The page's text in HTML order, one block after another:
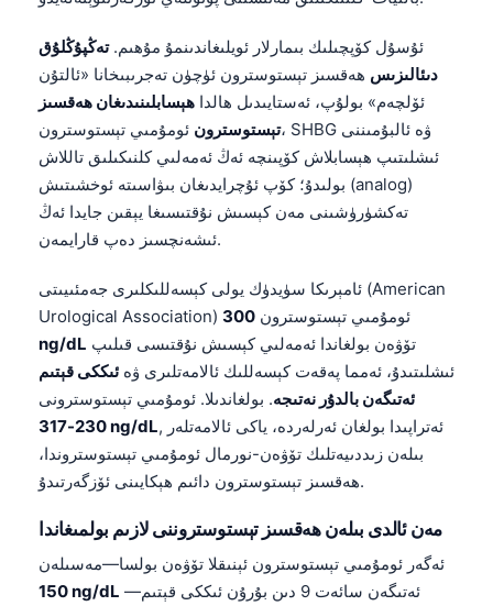
ئۇسۇل كۆپچىلىك بىمارلار ئويلىغاندىنمۇ مۇھىم.تەڭپۇڭلۇق
دىئالىزىس ھەقسىز تېستوسترون ئۈچۈن تەجرىبىخانا «ئالتۇن
ئۆلچەم» بولۇپ، ئەستايىدىل ھالدا ھېسابلىنىدىغان ھەقسىز
تېستوسترون ئومۇمىي تېستوسترون، SHBG ۋە ئالبۇمىننى
ئىشلىتىپ ھېسابلاش كۆپىنچە ئەڭ ئەمەلىي كلنىكىلىق تاللاش
بولىدۇ؛ كۆپ ئۇچرايدىغان بىۋاسىتە ئوخشىتىش (analog)
تەكشۈرۈشىنى مەن كېسىش نۇقتىسىغا يېقىن جايدا ئەڭ
ئىشەنچسىز دەپ قارايمەن.
ئامېرىكا سۈيدۈك يولى كېسەللىكلىرى جەمئىيىتى (American
Urological Association) ئومۇمىي تېستوسترون 300
ng/dL
ئىشلىتىدۇ، ئەمما پەقەت كېسەللىك ئالامەتلىرى ۋە ئىككى قېتىم
ئەتىگەن بالدۇر نەتىجە. بولغاندىلا. ئومۇمىي تېستوسترونى
230-317 ng/dL, ئەتراپىدا بولغان ئەرلەردە، ياكى ئالامەتلەر
بىلەن زىددىيەتلىك تۆۋەن-نورمال ئومۇمىي تېستوستروندا،
ھەقسىز تېستوسترون دائىم ھېكايىنى ئۆزگەرتىدۇ.
مەن ئالدى بىلەن ھەقسىز تېستوستروننى لازىم بولمىغاندا
ئەگەر ئومۇمىي تېستوسترون ئېنىقلا تۆۋەن بولسا—مەسىلەن
150 ng/dL